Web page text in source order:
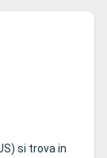
si trova in